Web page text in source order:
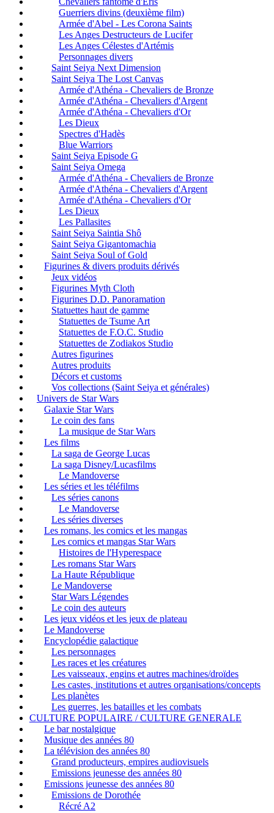
Guerriers divins (deuxième film)
Armée d'Abel - Les Corona Saints
Les Anges Destructeurs de Lucifer
Les Anges Célestes d'Artémis
Personnages divers
Saint Seiya Next Dimension
Saint Seiya The Lost Canvas
Armée d'Athéna - Chevaliers de Bronze
Armée d'Athéna - Chevaliers d'Argent
Armée d'Athéna - Chevaliers d'Or
Les Dieux
Spectres d'Hadès
Blue Warriors
Saint Seiya Episode G
Saint Seiya Omega
Armée d'Athéna - Chevaliers de Bronze
Armée d'Athéna - Chevaliers d'Argent
Armée d'Athéna - Chevaliers d'Or
Les Dieux
Les Pallasites
Saint Seiya Saintia Shô
Saint Seiya Gigantomachia
Saint Seiya Soul of Gold
Figurines & divers produits dérivés
Jeux vidéos
Figurines Myth Cloth
Figurines D.D. Panoramation
Statuettes haut de gamme
Statuettes de Tsume Art
Statuettes de F.O.C. Studio
Statuettes de Zodiakos Studio
Autres figurines
Autres produits
Décors et customs
Vos collections (Saint Seiya et générales)
Univers de Star Wars
Galaxie Star Wars
Le coin des fans
La musique de Star Wars
Les films
La saga de George Lucas
La saga Disney/Lucasfilms
Le Mandoverse
Les séries et les téléfilms
Les séries canons
Le Mandoverse
Les séries diverses
Les romans, les comics et les mangas
Les comics et mangas Star Wars
Histoires de l'Hyperespace
Les romans Star Wars
La Haute République
Le Mandoverse
Star Wars Légendes
Le coin des auteurs
Les jeux vidéos et les jeux de plateau
Le Mandoverse
Encyclopédie galactique
Les personnages
Les races et les créatures
Les vaisseaux, engins et autres machines/droïdes
Les castes, institutions et autres organisations/concepts
Les planètes
Les guerres, les batailles et les combats
CULTURE POPULAIRE / CULTURE GENERALE
Le bar nostalgique
Musique des années 80
La télévision des années 80
Grand producteurs, empires audiovisuels
Emissions jeunesse des années 80
Emissions jeunesse des années 80
Emissions de Dorothée
Récré A2